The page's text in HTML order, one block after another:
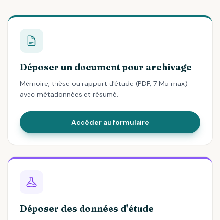
Déposer un document pour archivage
Mémoire, thèse ou rapport d'étude (PDF, 7 Mo max)
avec métadonnées et résumé.
Accéder au formulaire
Déposer des données d'étude